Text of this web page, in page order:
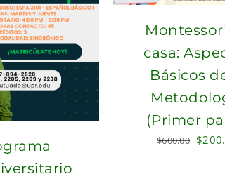
casa:
Básicos
(Primer
$600.00 $